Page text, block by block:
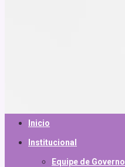
Inicio
Institucional
Equipe de Governo